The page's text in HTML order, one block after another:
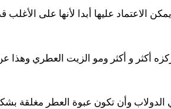
الاعتماد عليها أبدا لأنها على الأغلب
أكثر و أكثر ومو الزيت العطري وهذا
وأن تكون عبوة العطر مغلقة